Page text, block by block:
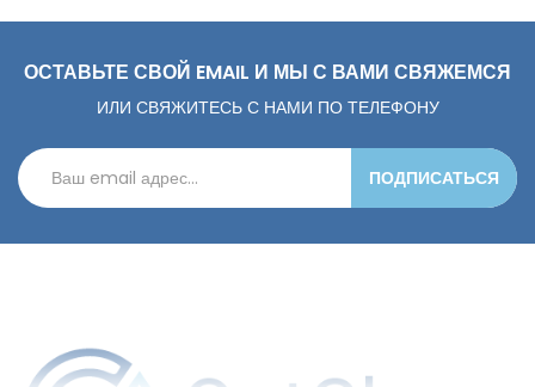
ОСТАВЬТЕ СВОЙ EMAIL И МЫ С ВАМИ СВЯЖЕМСЯ
ИЛИ СВЯЖИТЕСЬ С НАМИ ПО ТЕЛЕФОНУ
ПОДПИСАТЬСЯ